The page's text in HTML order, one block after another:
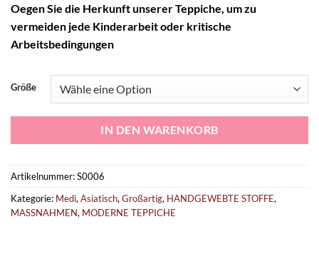
Oegen Sie die Herkunft unserer Teppiche, um zu
vermeiden jede Kinderarbeit oder kritische
Arbeitsbedingungen
Größe
IN DEN WARENKORB
Artikelnummer:S0006
Kategorie: Medi, Asiatisch, Großartig, HANDGEWEBTE STOFFE,
MASSNAHMEN, MODERNE TEPPICHE